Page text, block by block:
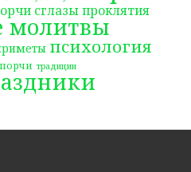
сглазы проклятия
молитвы
психология
традиции